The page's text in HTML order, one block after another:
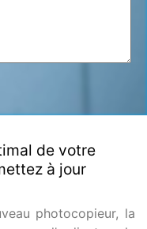
de votre
à jour
photocopieur, la